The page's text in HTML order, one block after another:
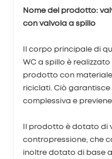
Nome del prodotto:
con valvola a spillo
Il corpo principale di
WC a spillo è
prodotto con materiale
riciclati. Ciò garantisce
complessiva e
Il prodotto è dotato di
contropressione, che
inoltre dotato di base